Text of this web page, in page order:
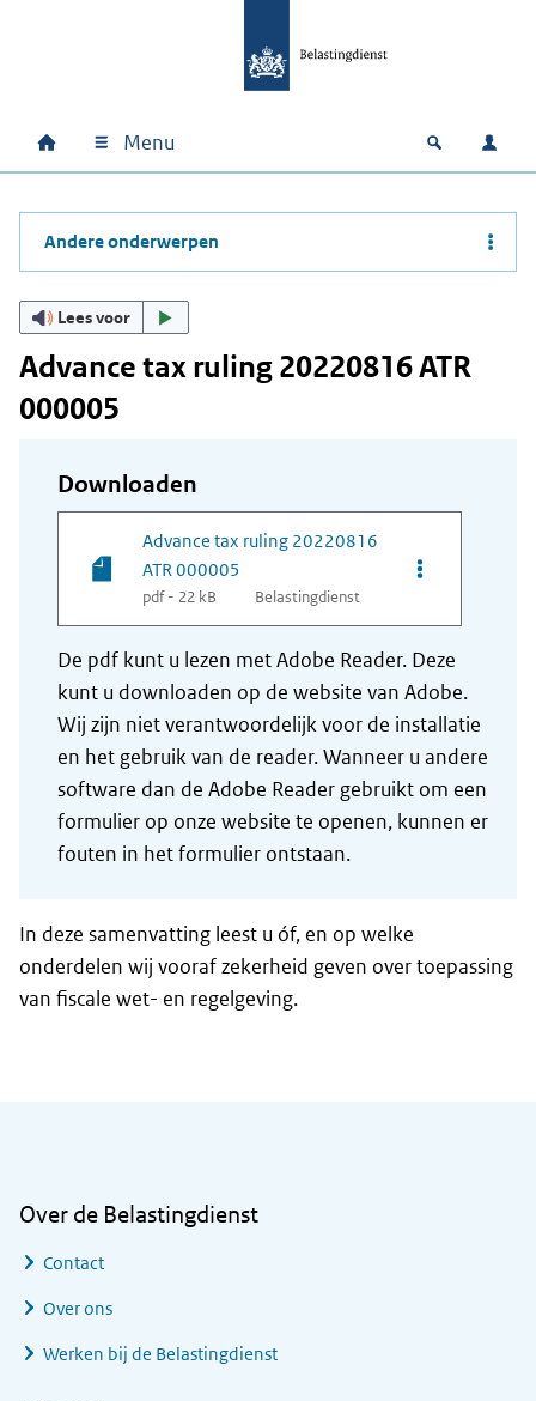
Hoofdnavigatie
Home Menu Open
Andere onderwerpen
Lees voor
Advance tax ruling 20220816 ATR
000005
Downloaden
Advance tax ruling 20220816
ATR 000005
pdf - 22 kB Belastingdienst
Opties van
De pdf kunt u lezen met Adobe Reader. Deze
kunt u downloaden op de website van Adobe.
Wij zijn niet verantwoordelijk voor de installatie
en het gebruik van de reader. Wanneer u andere
software dan de Adobe Reader gebruikt om een
formulier op onze website te openen, kunnen er
fouten in het formulier ontstaan.
In deze samenvatting leest u óf, en op welke
onderdelen wij vooraf zekerheid geven over toepassing
van fiscale wet- en regelgeving.
Over de Belastingdienst
Contact
Over ons
Werken bij de Belastingdienst